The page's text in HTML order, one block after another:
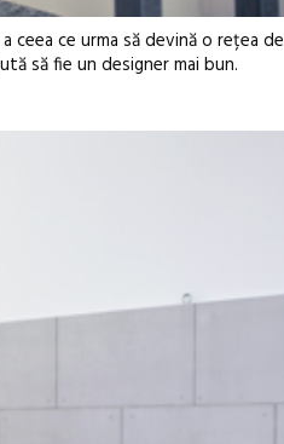
ceea ce urma să devină o rețea de
să fie un designer mai bun.